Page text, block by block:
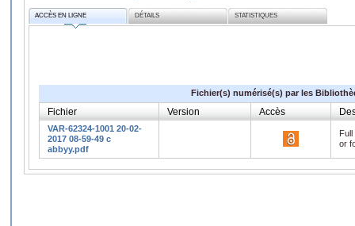
ACCÈS EN LIGNE DÉTAILS STATISTIQUES
Fichier(s) numérisé(s) par les
Fichier Version Accès
VAR-62324-1001 20-02-
2017 08-59-49 c
abbyy.pdf
or